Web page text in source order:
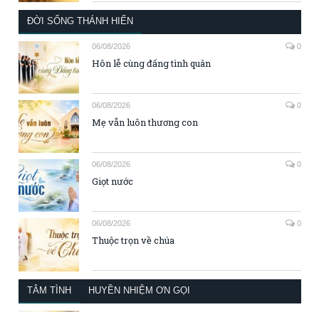
ĐỜI SỐNG THÁNH HIẾN
06/08/2026 0
Hôn lễ cùng đấng tình quân
06/08/2026 0
Mẹ vẫn luôn thương con
06/08/2026 0
Giọt nước
06/08/2026 0
Thuộc trọn về chúa
TÂM TÌNH HUYỀN NHIỆM ƠN GỌI